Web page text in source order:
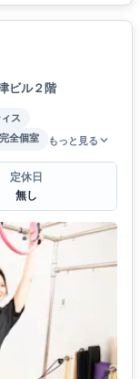
ビル２階
ス
完全個室 もっと見る
定休日
無し